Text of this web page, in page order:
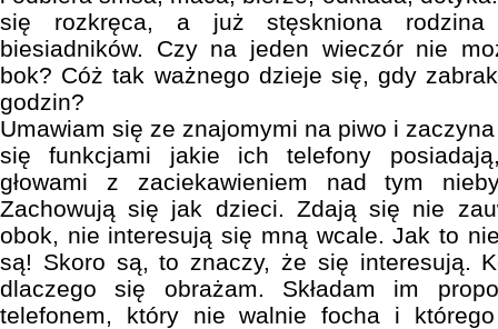
się rozkręca, a już stęskniona rodzina
biesiadników. Czy na jeden wieczór nie
bok? Cóż tak ważnego dzieje się, gdy
godzin?
Umawiam się ze znajomymi na piwo i
się funkcjami jakie ich telefony
głowami z zaciekawieniem nad tym
Zachowują się jak dzieci. Zdają się nie
obok, nie interesują się mną wcale. Jak to
są! Skoro są, to znaczy, że się interesują.
dlaczego się obrażam. Składam im
telefonem, który nie walnie focha i